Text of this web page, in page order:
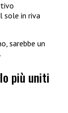
sole in riva
sarebbe un
più uniti